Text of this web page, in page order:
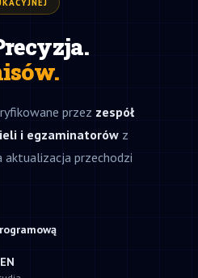
przez zespół
i egzaminatorów z
przechodzi